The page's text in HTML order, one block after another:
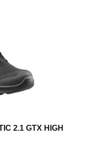
2.1 GTX HIGH